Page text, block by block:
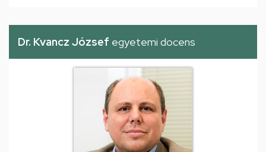
Dr. Kvancz József egyetemi docens